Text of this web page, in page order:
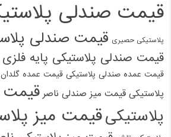
قیمت صندلی
پلاستیکی حصیری قیمت صندلی
قیمت صندلی پلاستیکی پایه فلزی
قیمت عمده صندلی پلاستیکی قیمت عمده گلدان
پلاستیکی قیمت میز صندلی ناصر قیمت
پلاستیکیقیمت میز